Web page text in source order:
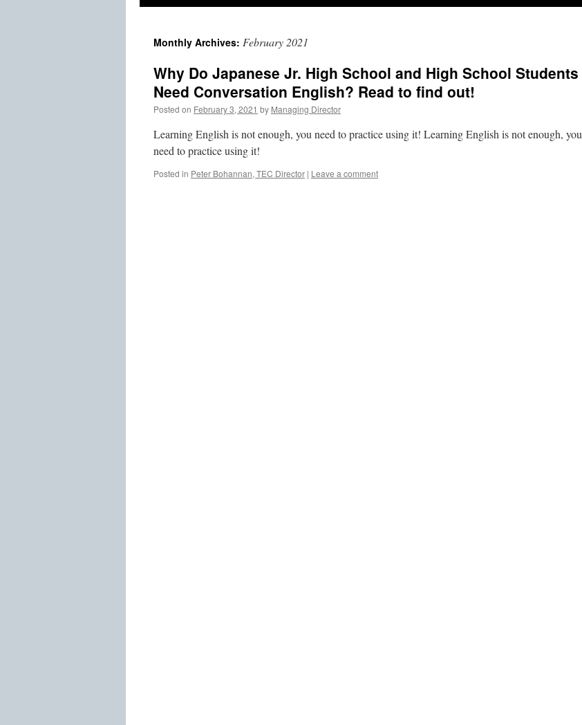
Monthly Archives: February 2021
Why Do Japanese Jr. High School and High School Students
Need Conversation English? Read to find out!
Posted on February 3, 2021 by Managing Director
Learning English is not enough, you need to practice using it! Learning English is not enough, you
need to practice using it!
Posted in Peter Bohannan, TEC Director | Leave a comment